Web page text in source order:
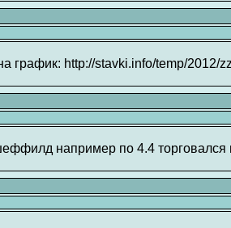
график: http://stavki.info/temp/2012/
например по 4.4 торговался